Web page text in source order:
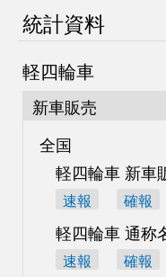
統計資料
軽四輪車
新車販売
全国
軽四輪車 新車
速報 確報
軽四輪車 通称
速報 確報